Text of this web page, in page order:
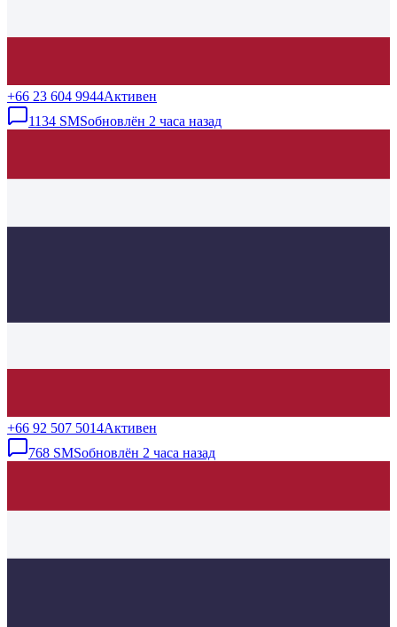
+66 23 604 9944Активен
1134 SMSобновлён 2 часа назад
+66 92 507 5014Активен
768 SMSобновлён 2 часа назад